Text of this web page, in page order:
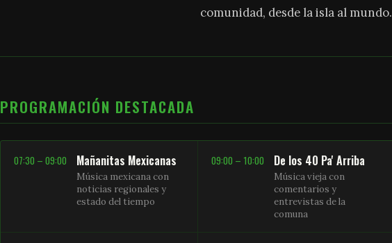
comunidad, desde la isla al mundo.
PROGRAMACIÓN DESTACADA
07:30 – 09:00 Mañanitas Mexicanas
Música mexicana con
noticias regionales y
estado del tiempo
09:00 – 10:00 De los 40 Pa' Arriba
Música vieja con
comentarios y
entrevistas de la
comuna